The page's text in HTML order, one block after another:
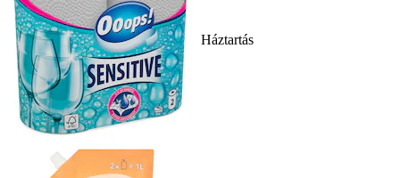
Háztartás